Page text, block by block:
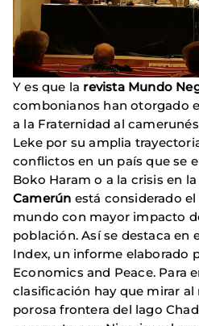
Y es que la revista Mundo
combonianos han otorgado
a la Fraternidad al
Leke por su amplia
conflictos en un país que se
Boko Haram o a la crisis en
Camerún está considerado
mundo con mayor impacto
población. Así se destaca en
Index, un informe elaborado
Economics and Peace. Para
clasificación hay que mirar al
porosa frontera del lago